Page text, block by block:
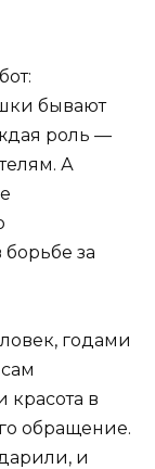
бывают
роль —
А
за
годами
красота в
обращение.
и